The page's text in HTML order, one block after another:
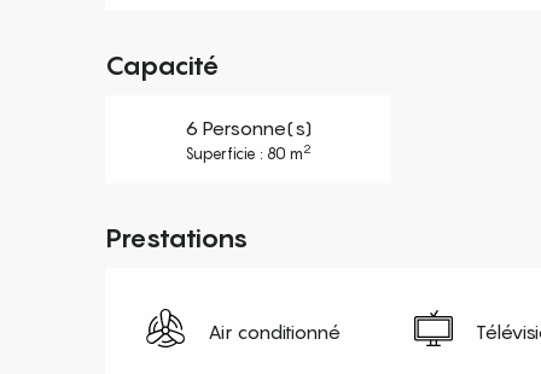
Capacité
6 Personne(s)
Superficie : 80 m2
Prestations
Air conditionné